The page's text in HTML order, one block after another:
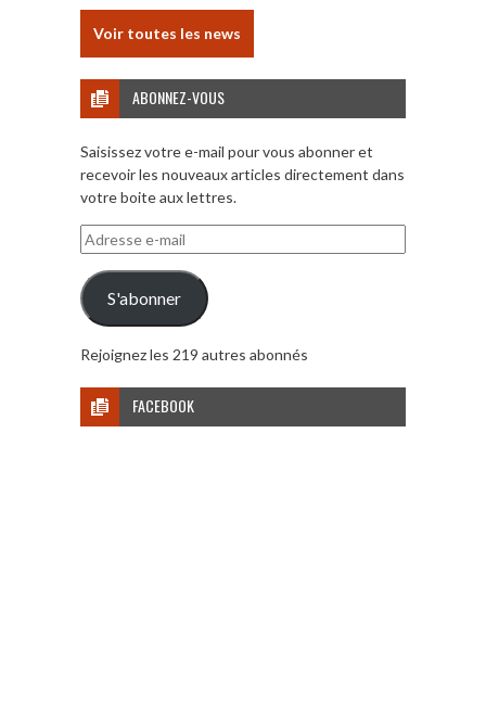
Voir toutes les news
ABONNEZ-VOUS
Saisissez votre e-mail pour vous abonner et
recevoir les nouveaux articles directement dans
votre boite aux lettres.
Adresse
e-
mail
S'abonner
Rejoignez les 219 autres abonnés
FACEBOOK